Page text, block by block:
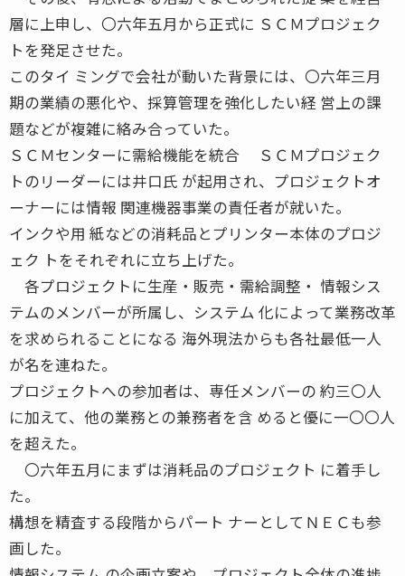
層に上申し、〇六年五月から正式に ＳＣＭプロジェク
トを発足させた。
このタイ ミングで会社が動いた背景には、〇六年三月
期の業績の悪化や、採算管理を強化したい経 営上の課
題などが複雑に絡み合っていた。
ＳＣＭセンターに需給機能を統合 ＳＣＭプロジェク
トのリーダーには井口氏 が起用され、プロジェクトオ
ーナーには情報 関連機器事業の責任者が就いた。
インクや用 紙などの消耗品とプリンター本体のプロジ
ェク トをそれぞれに立ち上げた。
各プロジェクトに生産・販売・需給調整・ 情報シス
テムのメンバーが所属し、システム 化によって業務改革
を求められることになる 海外現法からも各社最低一人
が名を連ねた。
プロジェクトへの参加者は、専任メンバーの 約三〇人
に加えて、他の業務との兼務者を含 めると優に一〇〇人
を超えた。
〇六年五月にまずは消耗品のプロジェクト に着手し
た。
構想を精査する段階からパート ナーとしてＮＥＣも参
画した。